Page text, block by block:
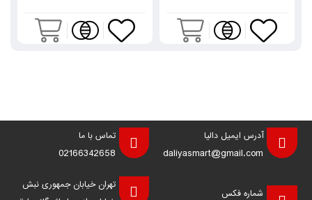
آدرس ایمیل دالیا
daliyasmart@gmail.com
تماس با ما
02166342658
شماره فکس
تهران خیابان جمهوری نبش